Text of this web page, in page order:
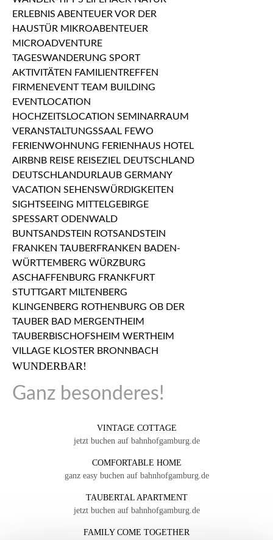
WUNDERBAR!
Ganz besonderes!
VINTAGE COTTAGE
jetzt buchen auf bahnhofgamburg.de
COMFORTABLE HOME
ganz easy buchen auf bahnhofgamburg.de
TAUBERTAL APARTMENT
jetzt buchen auf bahnhofgamburg.de
FAMILY COME TOGETHER